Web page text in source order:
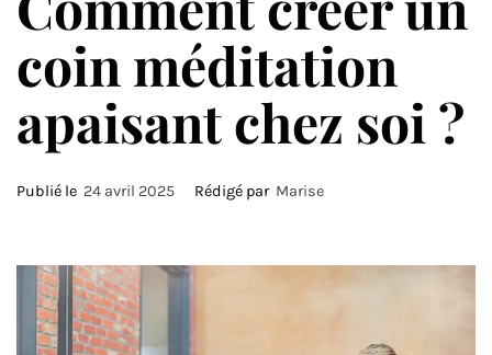
coin méditation
apaisant chez soi ?
Publié le 24 avril 2025 Rédigé par Marise